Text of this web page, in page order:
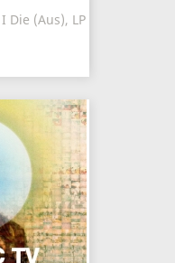
Die (Aus), LP